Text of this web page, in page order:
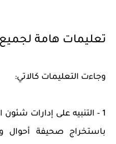
تعليمات هامة
وجاءت التعليمات كالاتي:
1 - التنبيه على إدارات شئون
باستخراج صحيفة